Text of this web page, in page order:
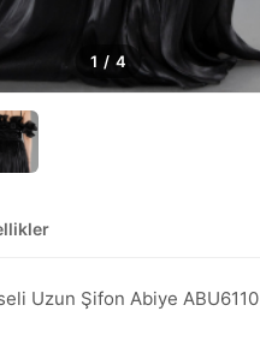
1 / 4
Uzun Şifon Abiye ABU6110